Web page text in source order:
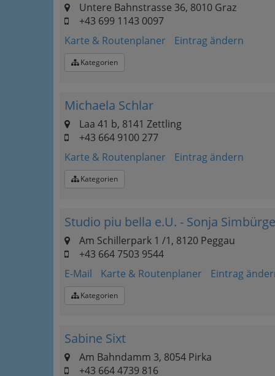
Untere Bahnstrasse 36, 8010 Graz
+43 699 1143 0097
Karte & Routenplaner
Eintrag ändern
Kategorien
Michaela Schlar
Laa 41 b, 8141 Zettling
+43 664 9100 277
Karte & Routenplaner
Eintrag ändern
Kategorien
Studio piu bella e.U. - Sonja
Am Schillerpark 1 /1, 8120 Peggau
+43 664 7503 9544
E-Mail
Karte & Routenplaner Eintrag
Kategorien
Sabine Sixt
Am Bahndamm 3, 8054 Pirka
+43 664 4739 816